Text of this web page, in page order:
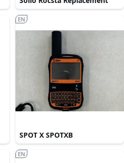
SPOT X SPOTXB
EN
EN